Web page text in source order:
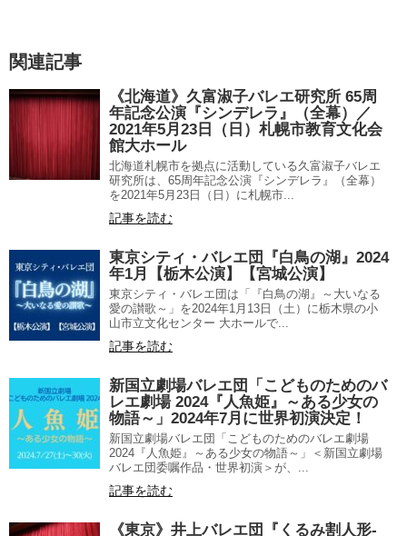
関連記事
《北海道》久富淑子バレエ研究所 65周
年記念公演『シンデレラ』（全幕）／
2021年5月23日（日）札幌市教育文化会
館大ホール
北海道札幌市を拠点に活動している久富淑子バレエ
研究所は、65周年記念公演『シンデレラ』（全幕）
を2021年5月23日（日）に札幌市...
記事を読む
東京シティ・バレエ団『白鳥の湖』2024
年1月【栃木公演】【宮城公演】
東京シティ・バレエ団は「『白鳥の湖』～大いなる
愛の讃歌～」を2024年1月13日（土）に栃木県の小
山市立文化センター 大ホールで...
記事を読む
新国立劇場バレエ団「こどものためのバ
レエ劇場 2024『人魚姫』～ある少女の
物語～」2024年7月に世界初演決定！
新国立劇場バレエ団「こどものためのバレエ劇場
2024『人魚姫』～ある少女の物語～」＜新国立劇場
バレエ団委嘱作品・世界初演＞が、...
記事を読む
《東京》井上バレエ団『くるみ割人形-